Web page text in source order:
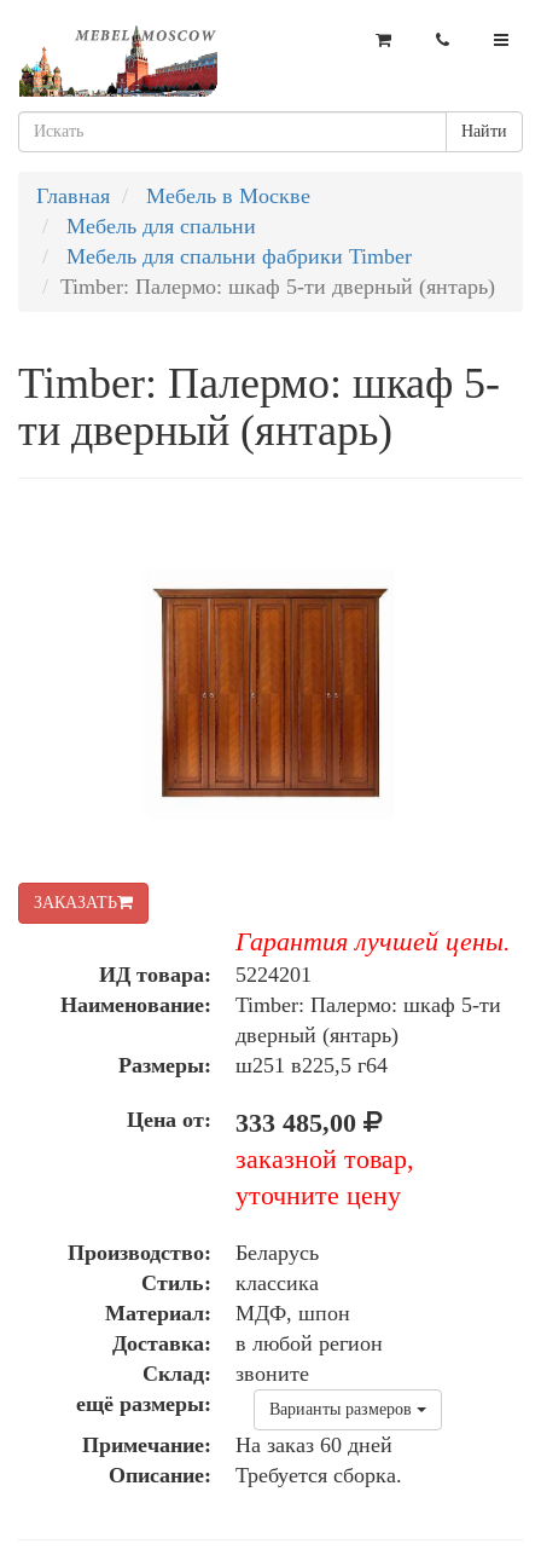
Найти
Главная
Мебель в Москве
Мебель для спальни
Мебель для спальни фабрики Timber
Timber: Палермо: шкаф 5-ти дверный (янтарь)
Timber: Палермо: шкаф 5-
ти дверный (янтарь)
ЗАКАЗАТЬ
Гарантия лучшей цены.
ИД товара:
5224201
Наименование:
Timber: Палермо: шкаф 5-ти
дверный (янтарь)
Размеры:
ш251 в225,5 г64
Цена от:
333 485,00
заказной товар,
уточните цену
Производство:
Беларусь
Стиль:
классика
Материал:
МДФ, шпон
Доставка:
в любой регион
Склад:
звоните
ещё размеры:
Варианты размеров
Примечание:
На заказ 60 дней
Описание:
Требуется сборка.